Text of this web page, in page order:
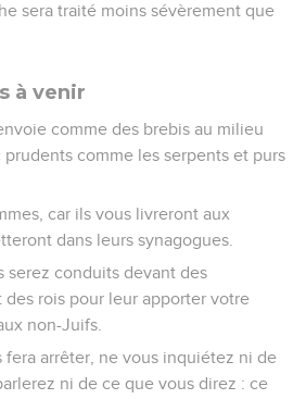
sera traité moins sévèrement que
à venir
comme des brebis au milieu
prudents comme les serpents et purs
car ils vous livreront aux
dans leurs synagogues.
serez conduits devant des
rois pour leur apporter votre
non-Juifs.
fera arrêter, ne vous inquiétez ni de
ni de ce que vous direz : ce